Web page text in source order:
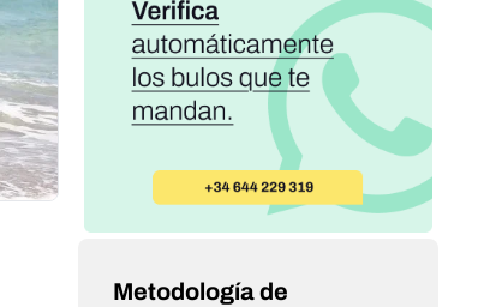
Metodología de